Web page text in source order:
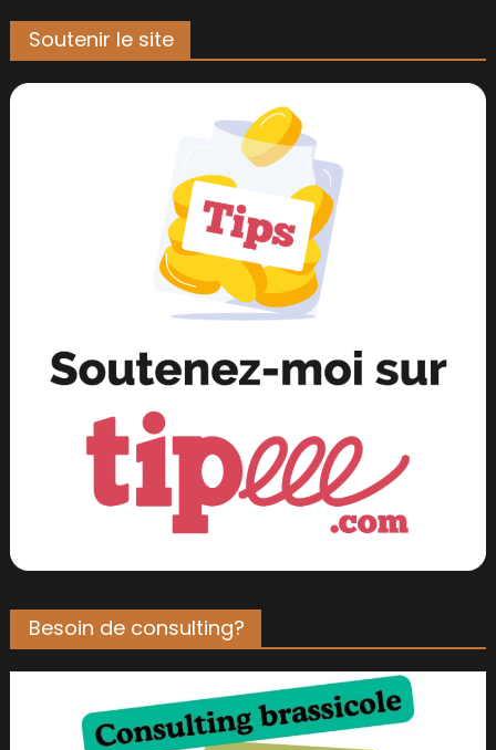
Soutenir le site
Besoin de consulting?